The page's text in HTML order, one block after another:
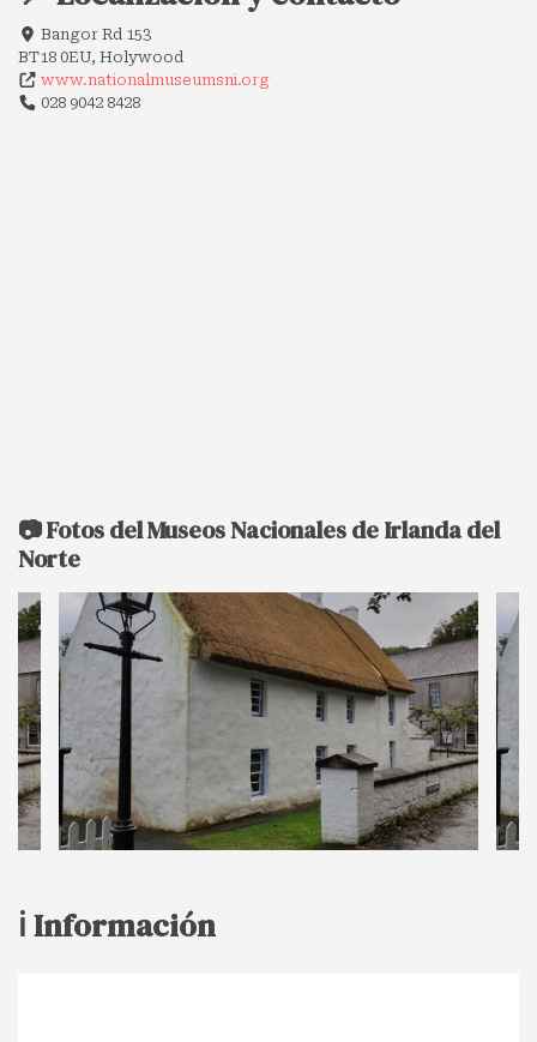
Bangor Rd 153
BT18 0EU, Holywood
www.nationalmuseumsni.org
028 9042 8428
📷 Fotos del Museos Nacionales de Irlanda del
Norte
ℹ️ Información